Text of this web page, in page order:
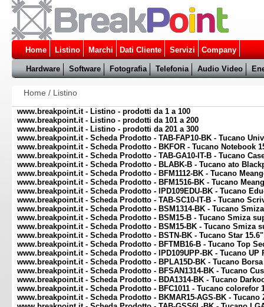
Home Listino Marchi Dati Cliente Servizi Company
Hardware Software Fotografia Telefonia Audio Video
Home / Listino
www.breakpoint.it - Listino - prodotti da 1 a 100
www.breakpoint.it - Listino - prodotti da 101 a 200
www.breakpoint.it - Listino - prodotti da 201 a 300
www.breakpoint.it - Scheda Prodotto - TAB-FAP10-BK - Tucano
www.breakpoint.it - Scheda Prodotto - BKFOR - Tucano Notebook
www.breakpoint.it - Scheda Prodotto - TAB-GA10-IT-B - Tucano
www.breakpoint.it - Scheda Prodotto - BLABK-B - Tucano ato
www.breakpoint.it - Scheda Prodotto - BFM1112-BK - Tucano
www.breakpoint.it - Scheda Prodotto - BFM1516-BK - Tucano
www.breakpoint.it - Scheda Prodotto - IPD109EDU-BK - Tucano
www.breakpoint.it - Scheda Prodotto - TAB-SC10-IT-B - Tucano
www.breakpoint.it - Scheda Prodotto - BSM1314-BK - Tucano
www.breakpoint.it - Scheda Prodotto - BSM15-B - Tucano Smiza
www.breakpoint.it - Scheda Prodotto - BSM15-BK - Tucano Smiza
www.breakpoint.it - Scheda Prodotto - BSTN-BK - Tucano Star
www.breakpoint.it - Scheda Prodotto - BFTMB16-B - Tucano Top
www.breakpoint.it - Scheda Prodotto - IPD109UPP-BK - Tucano UP
www.breakpoint.it - Scheda Prodotto - BPLA15D-BK - Tucano
www.breakpoint.it - Scheda Prodotto - BFSAN1314-BK - Tucano
www.breakpoint.it - Scheda Prodotto - BDA1314-BK - Tucano
www.breakpoint.it - Scheda Prodotto - BFC1011 - Tucano colorefor
www.breakpoint.it - Scheda Prodotto - BKMAR15-AGS-BK - Tucano